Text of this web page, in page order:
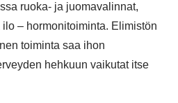
ruoka- ja juomavalinnat,
– hormonitoiminta. Elimistön
toiminta saa ihon
hehkuun vaikutat itse